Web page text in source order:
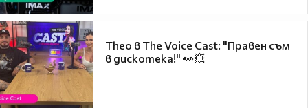
Theo в The Voice Cast: "Правен съм
в дискотека!" 👀💥